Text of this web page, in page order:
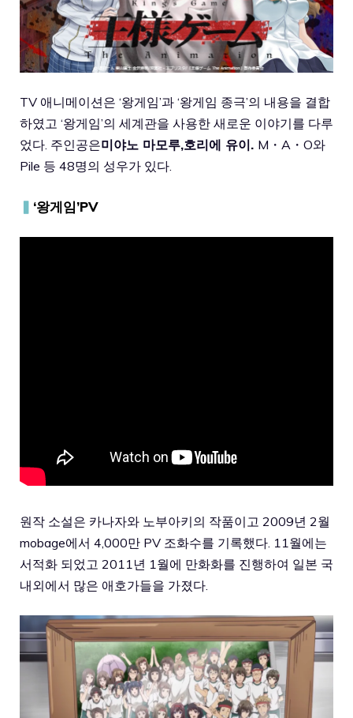
TV 애니메이션은 ‘왕게임’과 ‘왕게임 종극’의 내용을 결합
하였고 ‘왕게임’의 세계관을 사용한 새로운 이야기를 다루
었다. 주인공은미야노 마모루,호리에 유이. M・A・O와
Pile 등 48명의 성우가 있다.
▍ ‘왕게임’PV
원작 소설은 카나자와 노부아키의 작품이고 2009년 2월
mobage에서 4,000만 PV 조화수를 기록했다. 11월에는
서적화 되었고 2011년 1월에 만화화를 진행하여 일본 국
내외에서 많은 애호가들을 가졌다.